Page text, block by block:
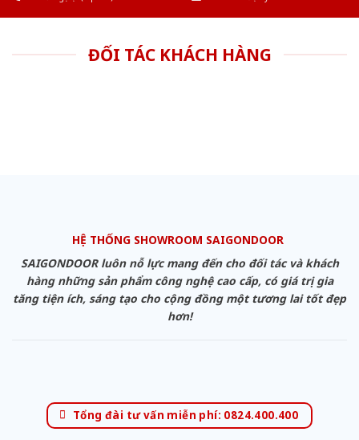
ĐỐI TÁC KHÁCH HÀNG
HỆ THỐNG SHOWROOM SAIGONDOOR
SAIGONDOOR luôn nỗ lực mang đến cho đối tác và khách
hàng những sản phẩm công nghệ cao cấp, có giá trị gia
tăng tiện ích, sáng tạo cho cộng đồng một tương lai tốt đẹp
hơn!
Tổng đài tư vấn miễn phí: 0824.400.400